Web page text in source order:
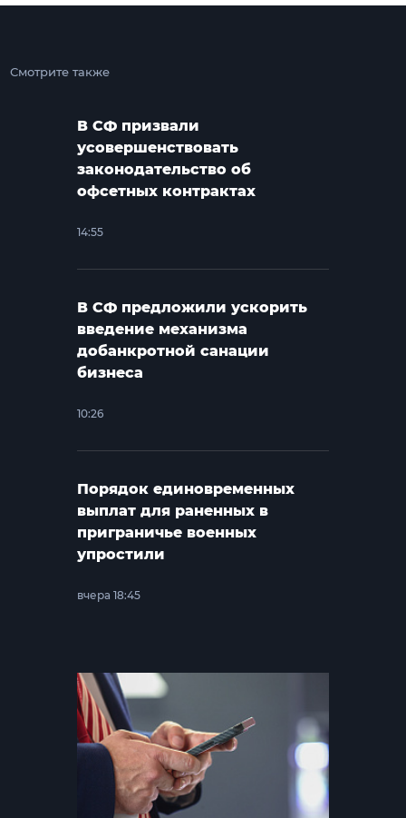
Смотрите также
В СФ призвали
усовершенствовать
законодательство об
офсетных контрактах
14:55
В СФ предложили ускорить
введение механизма
добанкротной санации
бизнеса
10:26
Порядок единовременных
выплат для раненных в
приграничье военных
упростили
вчера 18:45